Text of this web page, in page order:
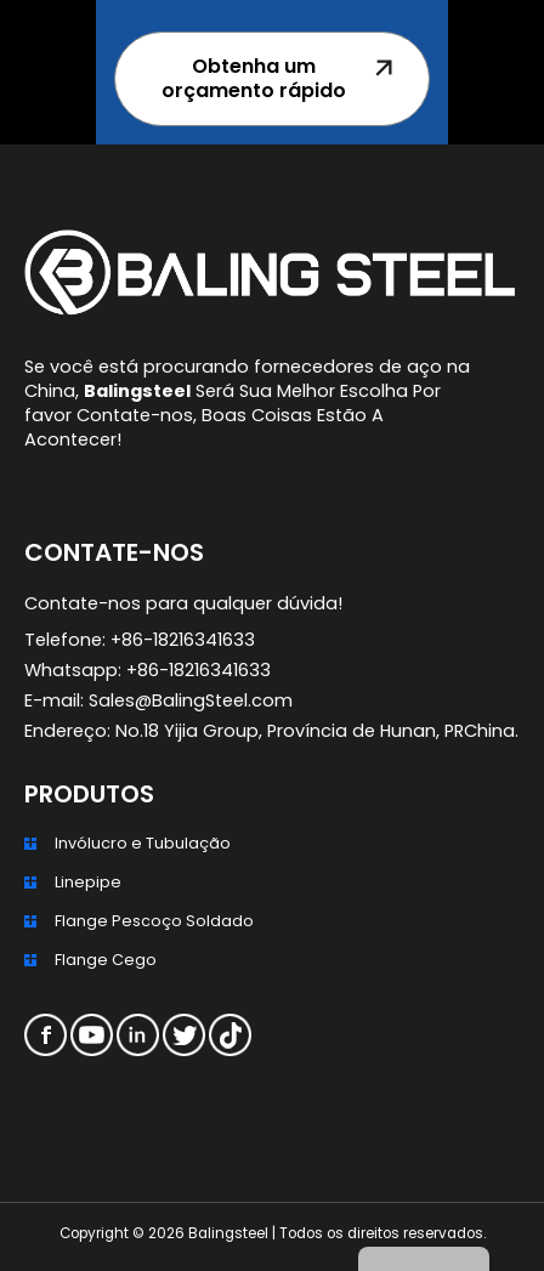
Obtenha um
orçamento rápido
Se você está procurando fornecedores de aço na
China, Balingsteel Será Sua Melhor Escolha Por
favor Contate-nos, Boas Coisas Estão A
Acontecer!
CONTATE-NOS
Contate-nos para qualquer dúvida!
Telefone: +86-18216341633
Whatsapp: +86-18216341633
E-mail: Sales@BalingSteel.com
Endereço: No.18 Yijia Group, Província de Hunan, PRChina.
PRODUTOS
Invólucro e Tubulação
Linepipe
Flange Pescoço Soldado
Flange Cego
Copyright © 2026 Balingsteel | Todos os direitos reservados.
EN
DE